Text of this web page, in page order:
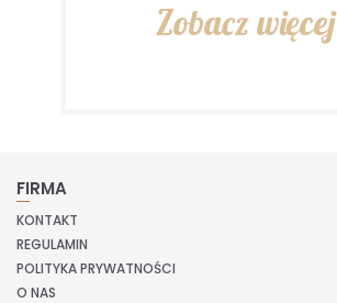
Zobacz więcej
FIRMA
KONTAKT
REGULAMIN
POLITYKA PRYWATNOŚCI
O NAS